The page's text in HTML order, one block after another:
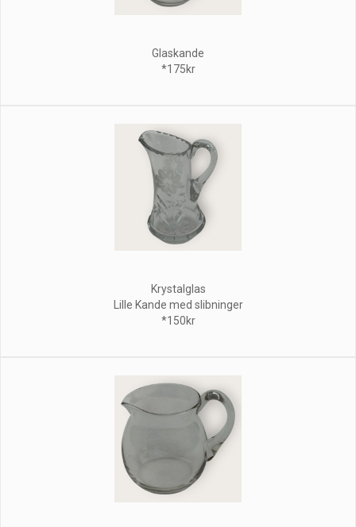
Glaskande
*175kr
Krystalglas
Lille Kande med slibninger
*150kr